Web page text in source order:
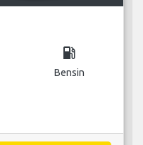
local_gas_station
Bensin